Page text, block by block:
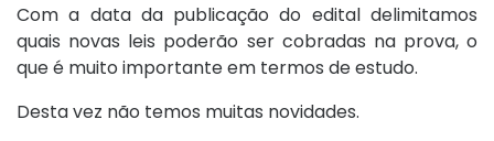
Com a data da publicação do edital delimitamos
quais novas leis poderão ser cobradas na prova, o
que é muito importante em termos de estudo.
Desta vez não temos muitas novidades.